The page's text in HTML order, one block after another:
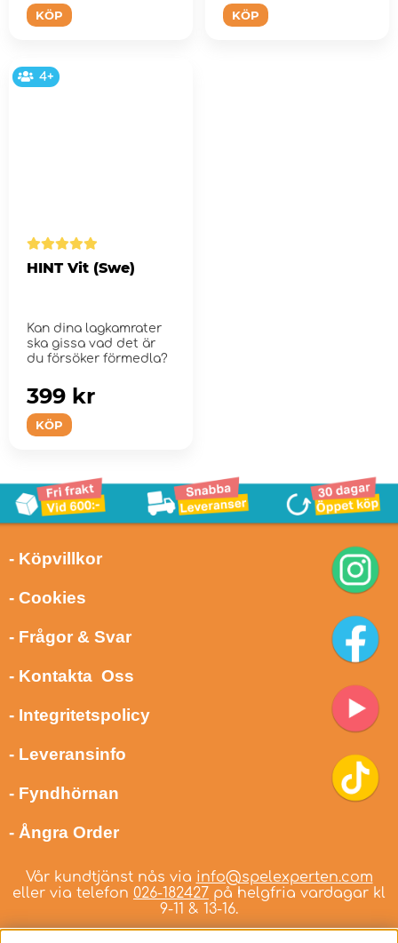
KÖP KÖP
4+
HINT Vit (Swe)
Kan dina lagkamrater
ska gissa vad det är
du försöker förmedla?
KÖP
399 kr
- Köpvillkor
- Cookies
- Frågor & Svar
- Kontakta Oss
- Integritetspolicy
- Leveransinfo
- Fyndhörnan
- Ångra Order
Vår kundtjänst nås via info@spelexperten.com
eller via telefon 026-182427 på helgfria vardagar kl
9-11 & 13-16.